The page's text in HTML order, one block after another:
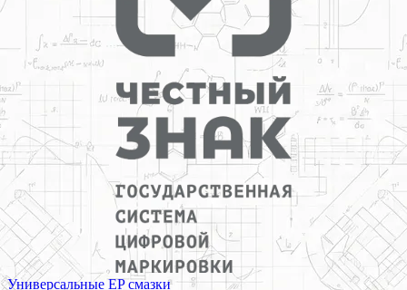
Универсальные EP смазки